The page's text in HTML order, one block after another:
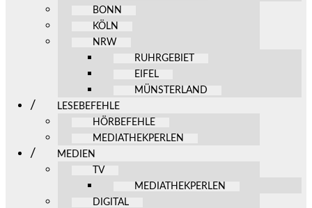
BONN
KÖLN
NRW
RUHRGEBIET
EIFEL
MÜNSTERLAND
LESEBEFEHLE
HÖRBEFEHLE
MEDIATHEKPERLEN
MEDIEN
TV
MEDIATHEKPERLEN
DIGITAL